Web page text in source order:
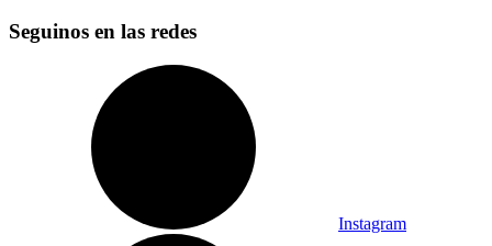
Seguinos en las redes
Instagram